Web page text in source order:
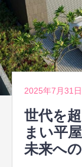
ッ
プ
2025年7月31日
世代を
まい平
未来へ